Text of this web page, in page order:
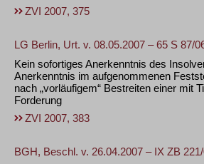
ZVI 2007, 375
LG Berlin, Urt. v. 08.05.2007 – 65 S 87/
Kein sofortiges Anerkenntnis des
Anerkenntnis im aufgenommenen
nach „vorläufigem“ Bestreiten einer mit
Forderung
ZVI 2007, 383
BGH, Beschl. v. 26.04.2007 – IX ZB